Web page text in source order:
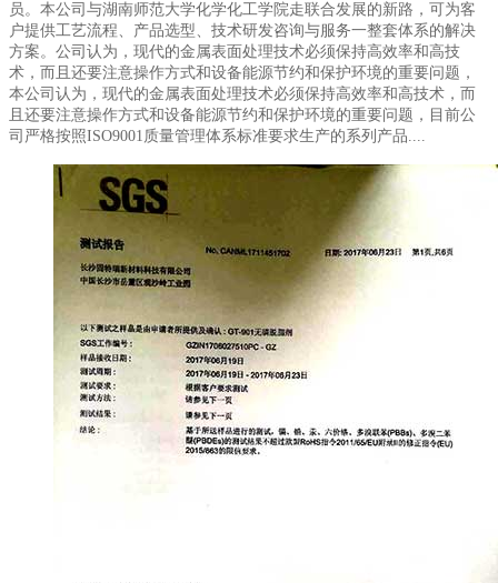
员。本公司与湖南师范大学化学化工学院走联合发展的新路，可为客
户提供工艺流程、产品选型、技术研发咨询与服务一整套体系的解决
方案。公司认为，现代的金属表面处理技术必须保持高效率和高技
术，而且还要注意操作方式和设备能源节约和保护环境的重要问题，
本公司认为，现代的金属表面处理技术必须保持高效率和高技术，而
且还要注意操作方式和设备能源节约和保护环境的重要问题，目前公
司严格按照ISO9001质量管理体系标准要求生产的系列产品....